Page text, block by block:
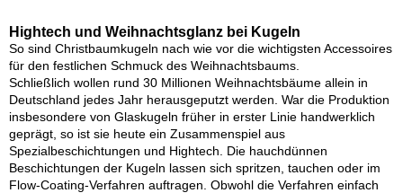
Hightech und Weihnachtsglanz bei Kugeln
So sind Christbaumkugeln nach wie vor die wichtigsten Accessoires
für den festlichen Schmuck des Weihnachtsbaums.
Schließlich wollen rund 30 Millionen Weihnachtsbäume allein in
Deutschland jedes Jahr herausgeputzt werden. War die Produktion
insbesondere von Glaskugeln früher in erster Linie handwerklich
geprägt, so ist sie heute ein Zusammenspiel aus
Spezialbeschichtungen und Hightech. Die hauchdünnen
Beschichtungen der Kugeln lassen sich spritzen, tauchen oder im
Flow-Coating-Verfahren auftragen. Obwohl die Verfahren einfach